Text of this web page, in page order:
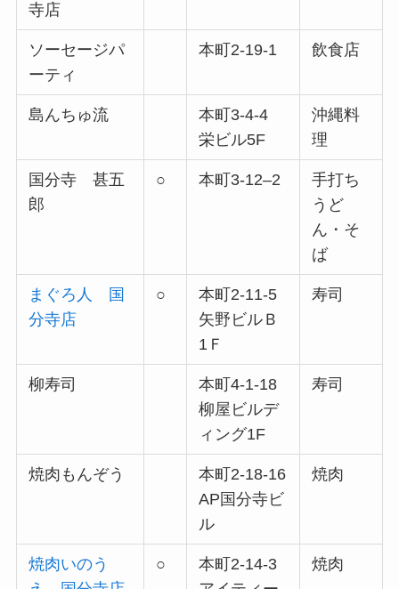
寺店
ソーセージパ
ーティ
本町2-19-1 飲食店
島んちゅ流
本町3-4-4
栄ビル5F
沖縄料
理
国分寺 甚五
郎
○ 本町3-12–2
手打ち
うど
ん・そ
ば
まぐろ人 国
分寺店
○
本町2-11-5
矢野ビルＢ
1Ｆ
寿司
柳寿司
本町4-1-18
柳屋ビルデ
ィング1F
寿司
焼肉もんぞう
本町2-18-16
AP国分寺ビ
ル
焼肉
焼肉いのう
○
本町2-14-3
焼肉